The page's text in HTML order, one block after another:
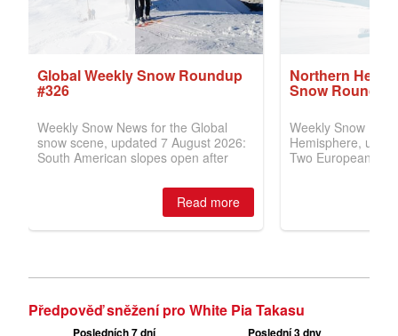
Předpověď sněžení pro White Pia Takasu
Posledních 7 dní Poslední 3 dny